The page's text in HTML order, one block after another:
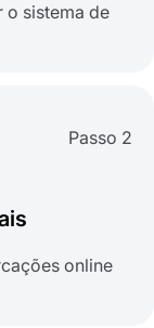
o sistema de
Passo 2
online